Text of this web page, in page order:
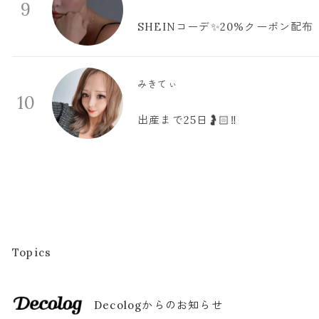
9
SHEINコーデ✨20%クーポン配布
10
みきてぃ
出産まで25日🤰🏻‼️
Topics
Decologからのお知らせ